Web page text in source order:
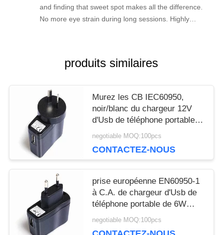
and finding that sweet spot makes all the difference.
No more eye strain during long sessions. Highly
finding that sweet spot makes all the difference. No
recommend taking the time to set it up properly!""The
Pico 4's visual clarity is fantastic once you dial in the
IPD correctly. The manual adjustment is smooth, and
finding that sweet spot makes all the difference. No
more eye strain during long sessions. Highly
recommend taking the time to set it up properly!""The
Pico 4's visual clarity is fantastic once you dial in the
IPD correctly. The manual adjustment is smooth, and
finding that sweet spot makes all the difference. No
more eye strain during long sessions. Highly r
produits similaires
Murez les CB IEC60950,
noir/blanc du chargeur 12V
d'Usb de téléphone portable
de bâti
negotiable MOQ:100pcs
CONTACTEZ-NOUS
prise européenne EN60950-1
à C.A. de chargeur d'Usb de
téléphone portable de 6W
Sony Ericsson
negotiable MOQ:100pcs